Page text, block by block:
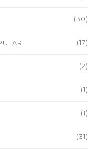
(30)
(17)
(2)
(1)
(1)
(31)